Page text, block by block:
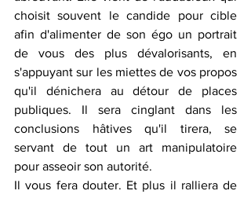
choisit souvent le candide pour cible
afin d'alimenter de son égo un portrait
de vous des plus dévalorisants, en
s'appuyant sur les miettes de vos propos
qu'il dénichera au détour de places
publiques. Il sera cinglant dans les
conclusions hâtives qu'il tirera, se
servant de tout un art manipulatoire
pour asseoir son autorité.
Il vous fera douter. Et plus il ralliera de